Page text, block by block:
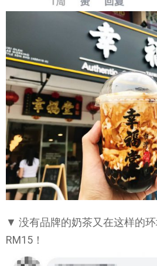
▼ 没有品牌的奶茶又在这样的
RM15！